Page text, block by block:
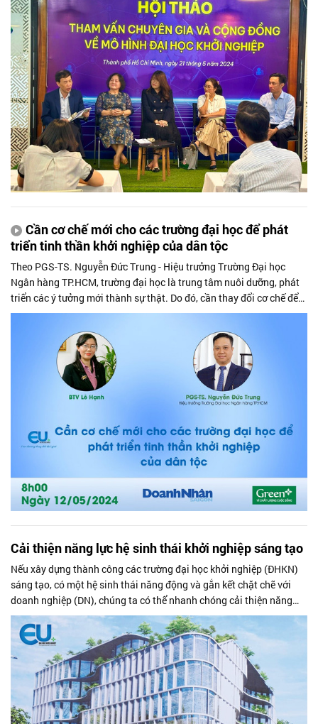
Cần cơ chế mới cho các trường đại học để phát
triển tinh thần khởi nghiệp của dân tộc
Theo PGS-TS. Nguyễn Đức Trung - Hiệu trưởng Trường Đại học
Ngân hàng TP.HCM, trường đại học là trung tâm nuôi dưỡng, phát
triển các ý tưởng mới thành sự thật. Do đó, cần thay đổi cơ chế để
các giảng viên có thể tham gia vào thực tiễn doanh, giúp họ có
nhiều trải nghiệm, tri thức và truyền đạt tốt hơn cho sinh viên.
Đồng thời, các trường cũng cần có cơ chế tuyển dụng và thành lập
các quỹ phù hợp để đầu tư cho các dự án khởi nghiệp của sinh viên.
Lúc đó tinh thần khởi nghiệp của dân tộc mới phát triển được.
Cải thiện năng lực hệ sinh thái khởi nghiệp sáng tạo
Nếu xây dựng thành công các trường đại học khởi nghiệp (ĐHKN)
sáng tạo, có một hệ sinh thái năng động và gắn kết chặt chẽ với
doanh nghiệp (DN), chúng ta có thể nhanh chóng cải thiện năng
lực của toàn bộ hệ sinh thái khởi nghiệp sáng tạo của đất nước.